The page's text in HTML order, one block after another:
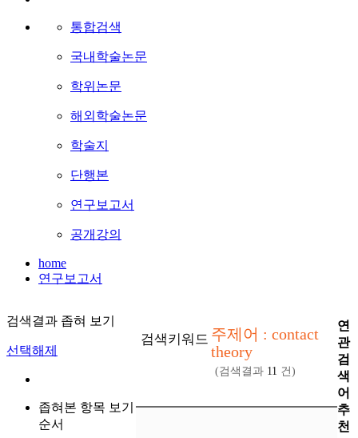
통합검색
국내학술논문
학위논문
해외학술논문
학술지
단행본
연구보고서
공개강의
home
연구보고서
검색결과 좁혀 보기
선택해제
좁혀본 항목 보기
순서
검색키워드 주제어 : contact
theory
(검색결과 11 건)
연
관
검
색
어
추
천